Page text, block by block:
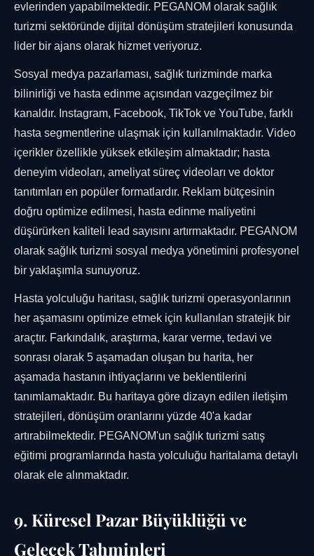
evlerinden yapabilmektedir. PEGANOM olarak sağlık
turizmi sektöründe dijital dönüşüm stratejileri konusunda
lider bir ajans olarak hizmet veriyoruz.
Sosyal medya pazarlaması, sağlık turizminde marka
bilinirliği ve hasta edinme açısından vazgeçilmez bir
kanaldır. Instagram, Facebook, TikTok ve YouTube, farklı
hasta segmentlerine ulaşmak için kullanılmaktadır. Video
içerikler özellikle yüksek etkileşim almaktadır; hasta
deneyim videoları, ameliyat süreç videoları ve doktor
tanıtımları en popüler formatlardır. Reklam bütçesinin
doğru optimize edilmesi, hasta edinme maliyetini
düşürürken kaliteli lead sayısını artırmaktadır. PEGANOM
olarak sağlık turizmi sosyal medya yönetimini profesyonel
bir yaklaşımla sunuyoruz.
Hasta yolculuğu haritası, sağlık turizmi operasyonlarının
her aşamasını optimize etmek için kullanılan stratejik bir
araçtır. Farkındalık, araştırma, karar verme, tedavi ve
sonrası olarak 5 aşamadan oluşan bu harita, her
aşamada hastanın ihtiyaçlarını ve beklentilerini
tanımlamaktadır. Bu haritaya göre dizayn edilen iletişim
stratejileri, dönüşüm oranlarını yüzde 40'a kadar
artırabilmektedir. PEGANOM'un sağlık turizmi satış
eğitimi programlarında hasta yolculuğu haritalama detaylı
olarak ele alınmaktadır.
9. Küresel Pazar Büyüklüğü ve
Gelecek Tahminleri